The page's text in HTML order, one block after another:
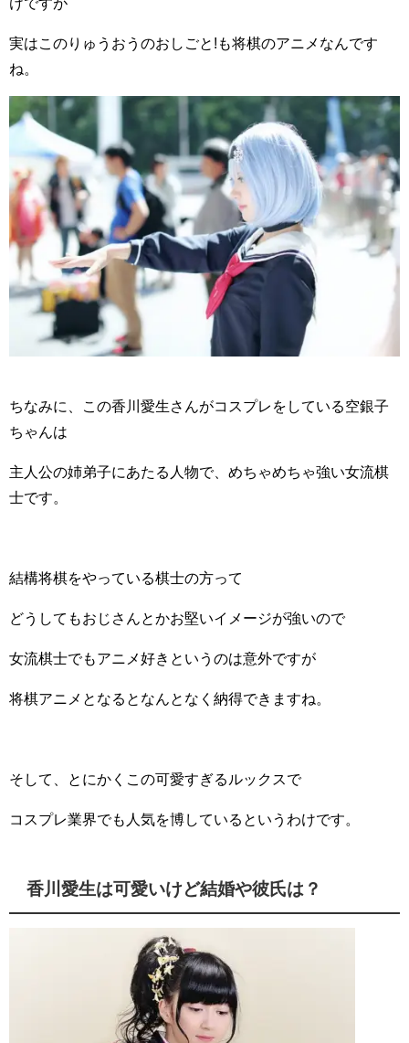
けですが
実はこのりゅうおうのおしごと!も将棋のアニメなんです
ね。
ちなみに、この香川愛生さんがコスプレをしている空銀子
ちゃんは
主人公の姉弟子にあたる人物で、めちゃめちゃ強い女流棋
士です。
結構将棋をやっている棋士の方って
どうしてもおじさんとかお堅いイメージが強いので
女流棋士でもアニメ好きというのは意外ですが
将棋アニメとなるとなんとなく納得できますね。
そして、とにかくこの可愛すぎるルックスで
コスプレ業界でも人気を博しているというわけです。
香川愛生は可愛いけど結婚や彼氏は？